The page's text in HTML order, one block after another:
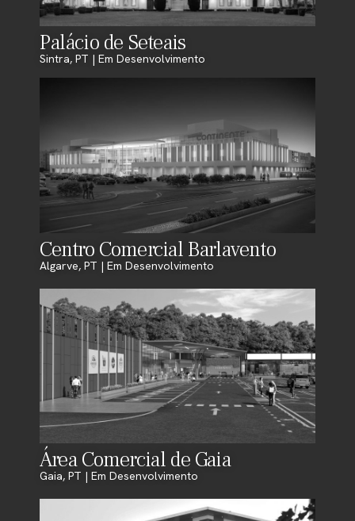
Palácio de Seteais
Sintra, PT | Em Desenvolvimento
Centro Comercial Barlavento
Algarve, PT | Em Desenvolvimento
Área Comercial de Gaia
Gaia, PT | Em Desenvolvimento